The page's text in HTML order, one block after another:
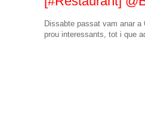
Dissabte passat vam anar a
prou interessants, tot i que